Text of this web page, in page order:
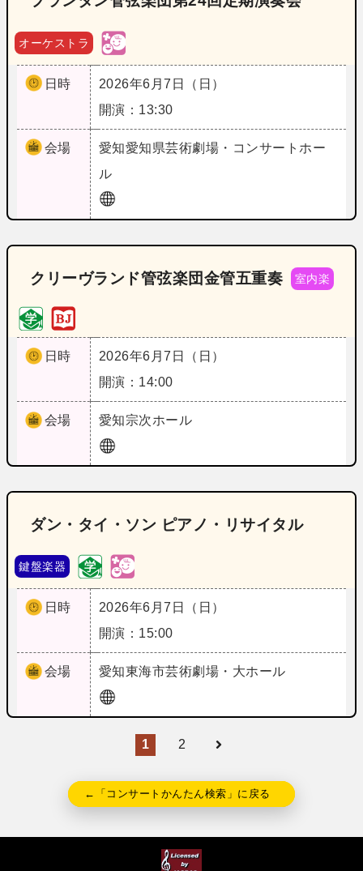
オーケストラ
日時
2026年6月7日（日）
開演：13:30
会場 愛知愛知県芸術劇場・コンサートホー
ル
クリーヴランド管弦楽団金管五重奏 室内楽
日時
2026年6月7日（日）
開演：14:00
会場 愛知宗次ホール
ダン・タイ・ソン ピアノ・リサイタル
鍵盤楽器
日時
2026年6月7日（日）
開演：15:00
会場 愛知東海市芸術劇場・大ホール
1 2
←「コンサートかんたん検索」に戻る